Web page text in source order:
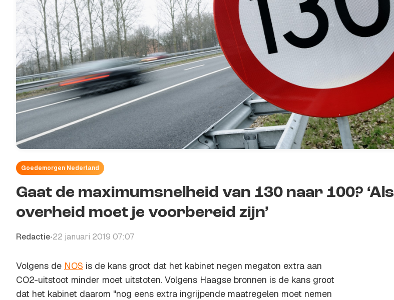
Goedemorgen Nederland
Gaat de maximumsnelheid van 130 naar 100? ‘Als
overheid moet je voorbereid zijn’
Redactie•22 januari 2019 07:07
Volgens de NOS is de kans groot dat het kabinet negen megaton extra aan
CO2-uitstoot minder moet uitstoten. Volgens Haagse bronnen is de kans groot
dat het kabinet daarom "nog eens extra ingrijpende maatregelen moet nemen